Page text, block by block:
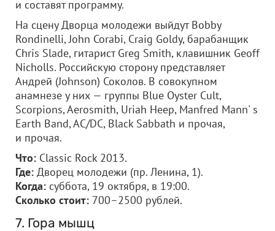
и составят программу.
На сцену Дворца молодежи выйдут Bobby
Rondinelli, John Corabi, Craig Goldy, барабанщик
Chris Slade, гитарист Greg Smith, клавишник Geoff
Nicholls. Российскую сторону представляет
Андрей (Johnson) Соколов. В совокупном
анамнезе у них — группы Blue Oyster Cult,
Scorpions, Aerosmith, Uriah Heep, Manfred Mann' s
Earth Band, AC/DC, Black Sabbath и прочая,
и прочая.
Что: Classic Rock 2013.
Где: Дворец молодежи (пр. Ленина, 1).
Когда: суббота, 19 октября, в 19:00.
Сколько стоит: 700–2500 рублей.
7. Гора мышц